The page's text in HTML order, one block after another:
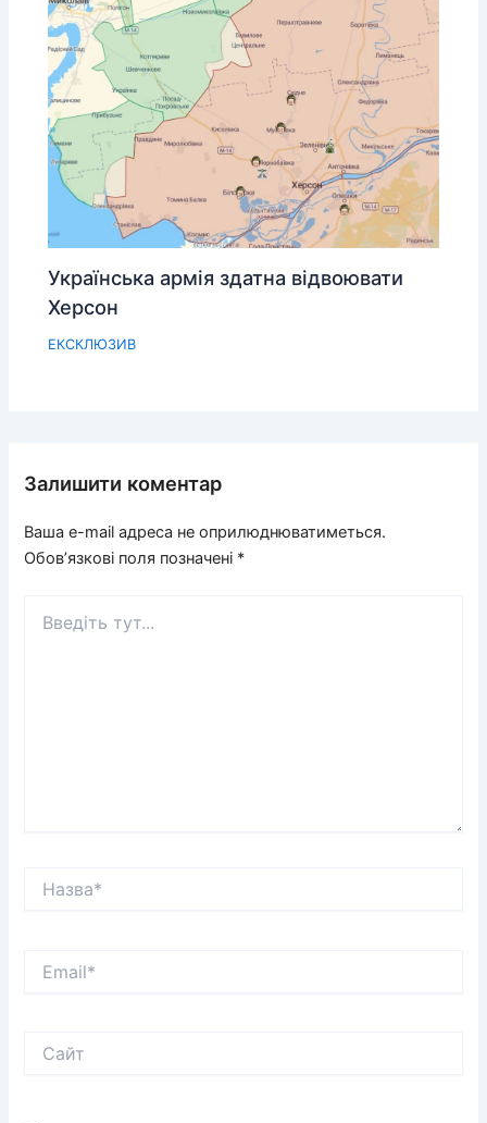
Українська армія здатна відвоювати
Херсон
ЕКСКЛЮЗИВ
Залишити коментар
Ваша e-mail адреса не оприлюднюватиметься.
Обов’язкові поля позначені *
тут...